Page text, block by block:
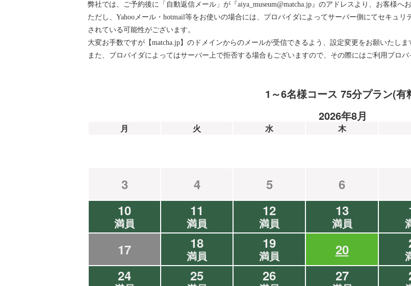
弊社では、ご予約後に「自動返信メール」が『aiya_museum@matcha.jp』のアドレスより、お客様へ
ただし、Yahooメール・hotmail等をお使いの場合には、プロバイダによってサーバー側にてセキュ
されている可能性がございます。
大変お手数ですが【matcha.jp】のドメインからのメールが受信できるよう、設定変更をお願いたしま
また、プロバイダによってはサーバー上で拒否する場合もございますので、その際にはご利用プロ
1～6名様コース 75分プラン(有
2026年8月
月 火 水 木
3
4 5 6
10
満員
11
満員
12
満員
13
満員
17 18
満員
19
満員 20
24 25 26 27